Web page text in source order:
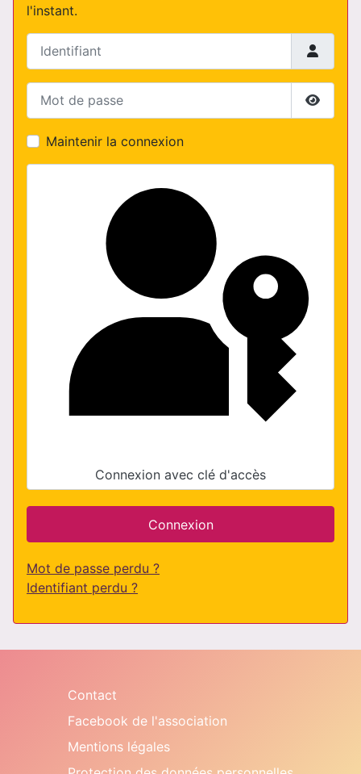
l'instant.
Identifiant
Mot de passe
Maintenir la connexion
Connexion avec clé d'accès
Connexion
Mot de passe perdu ?
Identifiant perdu ?
Contact
Facebook de l'association
Mentions légales